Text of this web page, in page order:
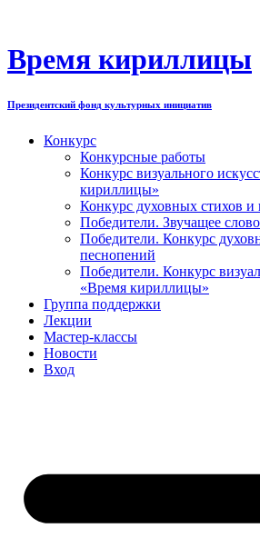
содержимому
Время кириллицы
Президентский фонд культурных инициатив
Конкурс
Конкурсные работы
Конкурс визуального
кириллицы»
Конкурс духовных стихов и
Победители. Звучащее слово
Победители. Конкурс
песнопений
Победители. Конкурс
«Время кириллицы»
Группа поддержки
Лекции
Мастер-классы
Новости
Вход